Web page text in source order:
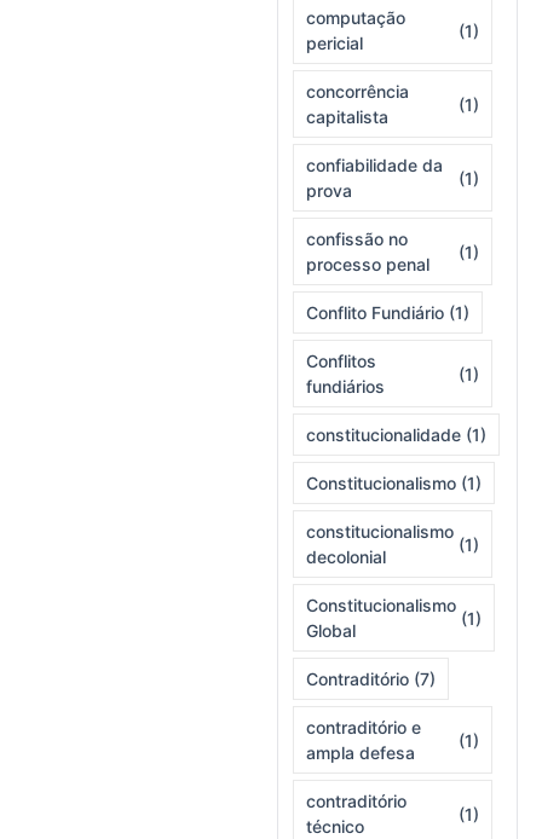
computação
pericial
(1)
concorrência
capitalista
(1)
confiabilidade da
prova
(1)
confissão no
processo penal
(1)
Conflito Fundiário (1)
Conflitos
fundiários
(1)
constitucionalidade (1)
Constitucionalismo (1)
constitucionalismo
decolonial
(1)
Constitucionalismo
Global
(1)
Contraditório (7)
contraditório e
ampla defesa
(1)
contraditório
técnico
(1)